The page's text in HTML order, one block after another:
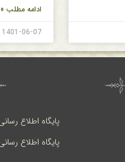
ادامه مطلب »
1401-06-07
پایگاه اطلاع
پایگاه اطلاع